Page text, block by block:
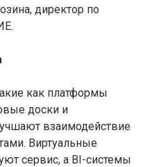
директор по
как платформы
доски и
взаимодействие
Виртуальные
сервис, а BI-системы